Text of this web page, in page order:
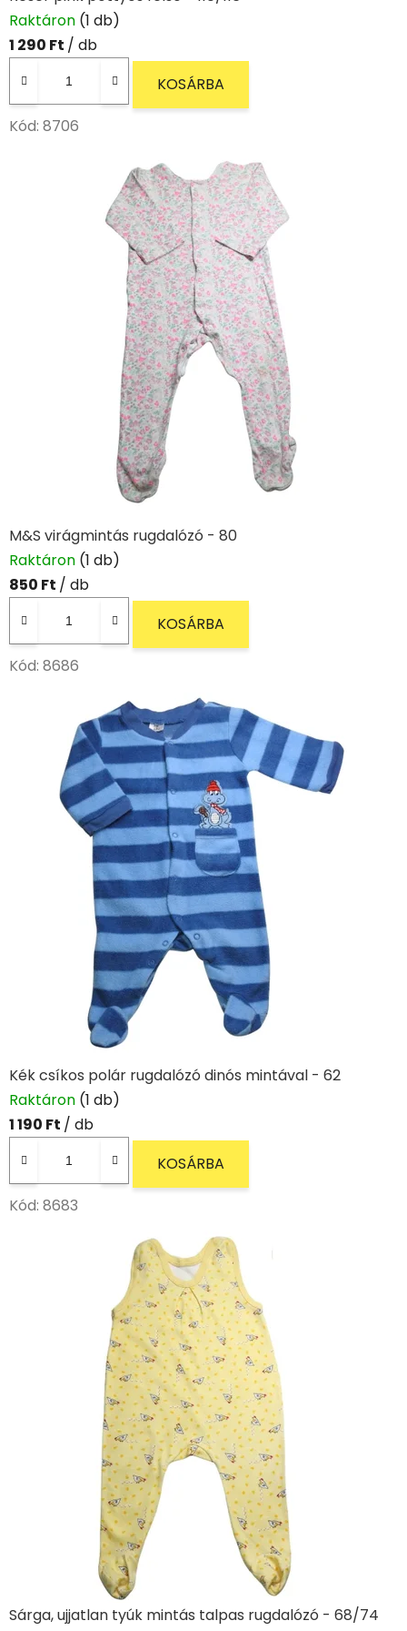
Raktáron (1 db)
1 290 Ft / db
KOSÁRBA
Kód: 8706
M&S virágmintás rugdalózó - 80
Raktáron (1 db)
850 Ft / db
KOSÁRBA
Kód: 8686
Kék csíkos polár rugdalózó dinós mintával - 62
Raktáron (1 db)
1 190 Ft / db
KOSÁRBA
Kód: 8683
Sárga, ujjatlan tyúk mintás talpas rugdalózó - 68/74